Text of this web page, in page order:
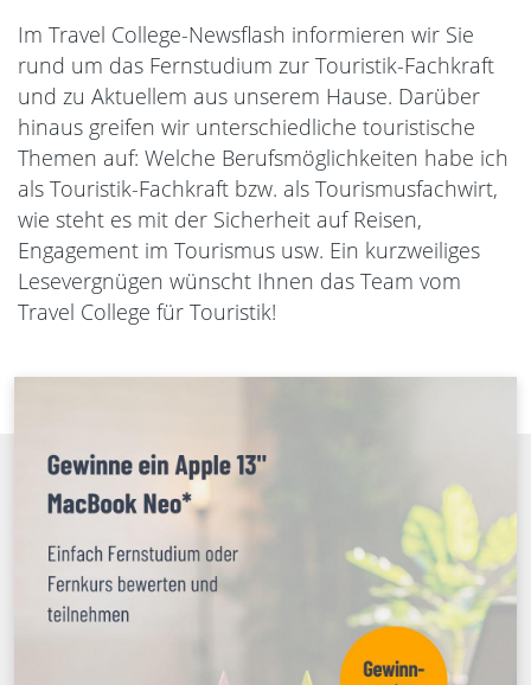
Im Travel College-Newsflash informieren wir Sie
rund um das Fernstudium zur Touristik-Fachkraft
und zu Aktuellem aus unserem Hause. Darüber
hinaus greifen wir unterschiedliche touristische
Themen auf: Welche Berufsmöglichkeiten habe ich
als Touristik-Fachkraft bzw. als Tourismusfachwirt,
wie steht es mit der Sicherheit auf Reisen,
Engagement im Tourismus usw. Ein kurzweiliges
Lesevergnügen wünscht Ihnen das Team vom
Travel College für Touristik!